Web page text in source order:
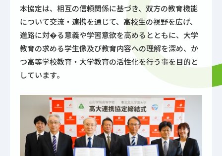
本協定は、相互の信頼関係に基づき、双方の教育機能
について交流・連携を通じて、高校生の視野を広げ、
進路に対�る意義や学習意欲を高めるとともに、大学
教育の求める学生像及び教育内容への理解を深め、か
つ高等学校教育・大学教育の活性化を行う事を目的と
しています。